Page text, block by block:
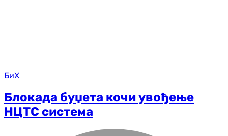
БиХ
Блокада буџета кочи увођење
НЦТС система